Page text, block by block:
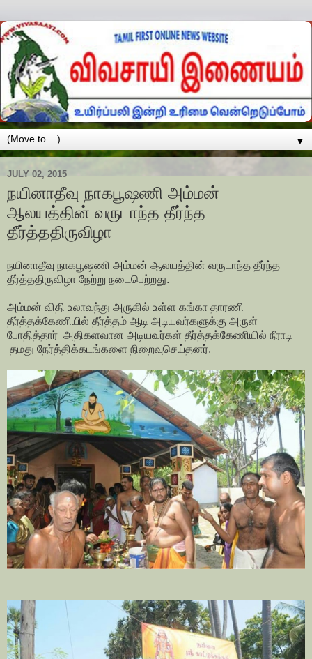
▼
JULY 02, 2015
நயினாதீவு நாகபூஷணி அம்மன்
ஆலயத்தின் வருடாந்த தீர்ந்த
தீர்த்ததிருவிழா
நயினாதீவு நாகபூஷணி அம்மன் ஆலயத்தின் வருடாந்த தீர்ந்த
தீர்த்ததிருவிழா நேற்று நடைபெற்றது.
அம்மன் விதி உலாவந்து அருகில் உள்ள கங்கா தாரணி
தீர்த்தக்கேணியில் தீர்த்தம் ஆடி அடியவர்களுக்கு அருள்
போதித்தார் அதிகளவான அடியவர்கள் தீர்த்தக்கேணியில் நீராடி
தமது நேர்த்திக்கடங்களை நிறைவுசெய்தனர்.